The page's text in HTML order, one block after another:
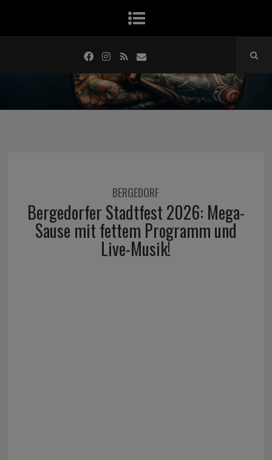
BERGEDORF
Bergedorfer Stadtfest 2026: Mega-
Sause mit fettem Programm und
Live-Musik!